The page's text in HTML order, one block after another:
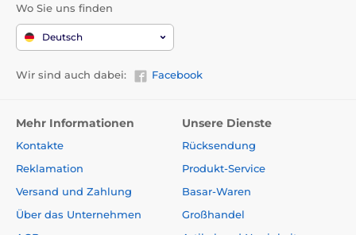
Wo Sie uns finden
Deutsch
Wir sind auch dabei: Facebook
Mehr Informationen
Kontakte
Reklamation
Versand und Zahlung
Über das Unternehmen
Unsere Dienste
Rücksendung
Produkt-Service
Basar-Waren
Großhandel